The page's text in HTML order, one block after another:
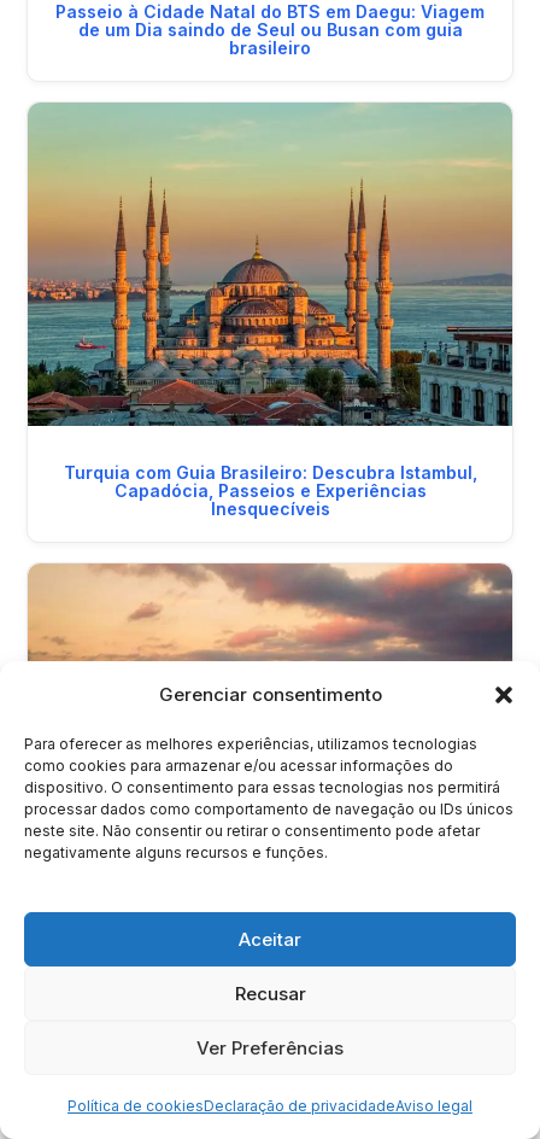
Gerenciar consentimento
Para oferecer as melhores experiências, utilizamos tecnologias
como cookies para armazenar e/ou acessar informações do
dispositivo. O consentimento para essas tecnologias nos permitirá
processar dados como comportamento de navegação ou IDs únicos
neste site. Não consentir ou retirar o consentimento pode afetar
negativamente alguns recursos e funções.
Aceitar
Recusar
Ver Preferências
Política de cookiesDeclaração de privacidadeAviso legal
Passeio à Cidade Natal do BTS em Daegu: Viagem
de um Dia saindo de Seul ou Busan com guia
brasileiro
Turquia com Guia Brasileiro: Descubra Istambul,
Capadócia, Passeios e Experiências
Inesquecíveis
O que fazer em Dallas: roteiro completo para 5
dias segundo um guia local